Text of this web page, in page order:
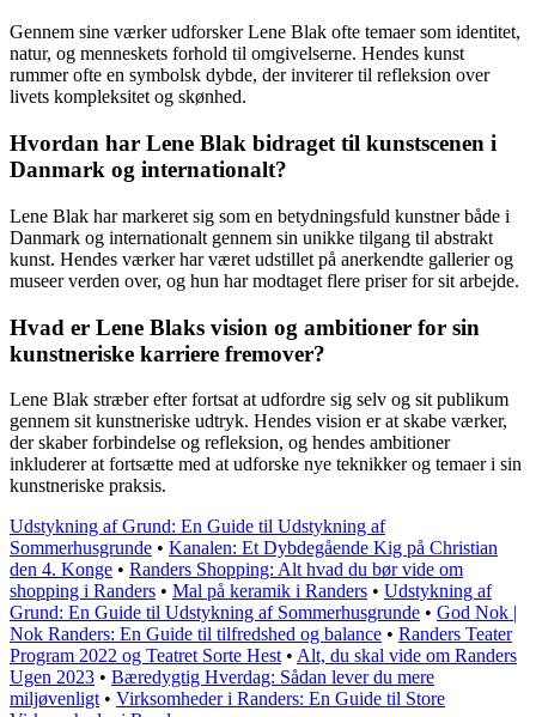
Gennem sine værker udforsker Lene Blak ofte temaer som identitet,
natur, og menneskets forhold til omgivelserne. Hendes kunst
rummer ofte en symbolsk dybde, der inviterer til refleksion over
livets kompleksitet og skønhed.
Hvordan har Lene Blak bidraget til kunstscenen i
Danmark og internationalt?
Lene Blak har markeret sig som en betydningsfuld kunstner både i
Danmark og internationalt gennem sin unikke tilgang til abstrakt
kunst. Hendes værker har været udstillet på anerkendte gallerier og
museer verden over, og hun har modtaget flere priser for sit arbejde.
Hvad er Lene Blaks vision og ambitioner for sin
kunstneriske karriere fremover?
Lene Blak stræber efter fortsat at udfordre sig selv og sit publikum
gennem sit kunstneriske udtryk. Hendes vision er at skabe værker,
der skaber forbindelse og refleksion, og hendes ambitioner
inkluderer at fortsætte med at udforske nye teknikker og temaer i sin
kunstneriske praksis.
Udstykning af Grund: En Guide til Udstykning af
Sommerhusgrunde • Kanalen: Et Dybdegående Kig på Christian
den 4. Konge • Randers Shopping: Alt hvad du bør vide om
shopping i Randers • Mal på keramik i Randers • Udstykning af
Grund: En Guide til Udstykning af Sommerhusgrunde • God Nok |
Nok Randers: En Guide til tilfredshed og balance • Randers Teater
Program 2022 og Teatret Sorte Hest • Alt, du skal vide om Randers
Ugen 2023 • Bæredygtig Hverdag: Sådan lever du mere
miljøvenligt • Virksomheder i Randers: En Guide til Store